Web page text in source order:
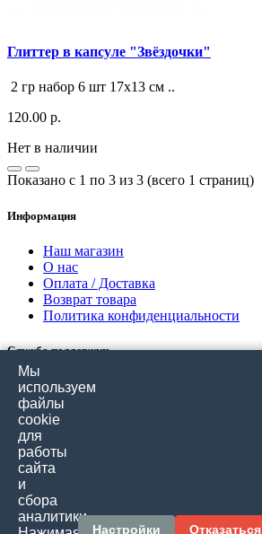
Глиттер в капсуле "Звёздочки"
2 гр набор 6 шт 17х13 см ..
120.00 р.
Нет в наличии
Показано с 1 по 3 из 3 (всего 1 страниц)
Информация
Наш магазин
О нас
Оплата / Доставка
Возврат товара
Политика конфиденциальности
Служба поддержки
Связаться с нами
Отзывы покупателей
Карта сайта
Дополнительно
Подарочные сертификаты
Товары со скидкой
Мы
используем
файлы
cookie
для
работы
сайта
и
сбора
аналитики.
Настройки Отказаться